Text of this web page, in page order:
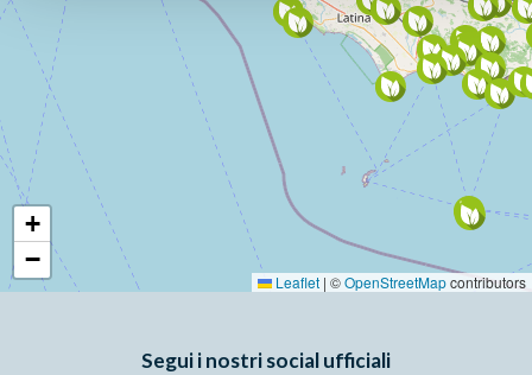
+
−
Leaflet | ©OpenStreetMapcontributors
Segui i nostri social ufficiali